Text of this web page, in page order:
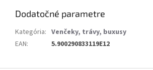
Dodatočné parametre
Kategória: Venčeky, trávy, buxusy
EAN: 5.900290833119E12